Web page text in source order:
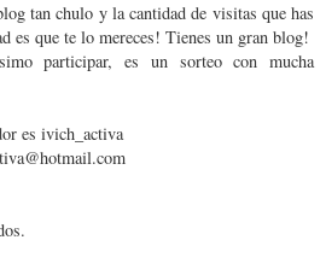
tan chulo y la cantidad de visitas que has
es que te lo mereces! Tienes un gran blog!
participar, es un sorteo con mucha
es ivich_activa